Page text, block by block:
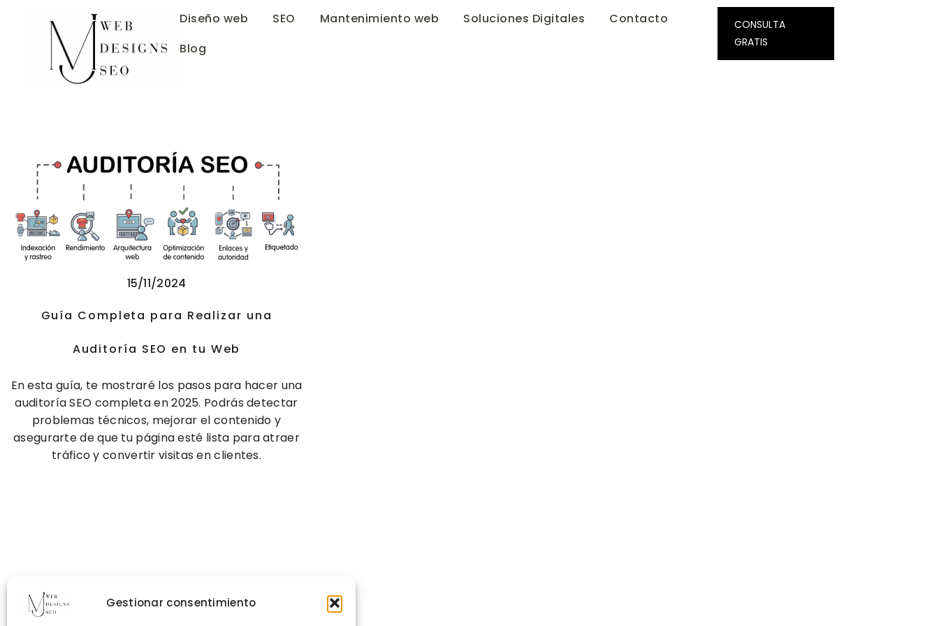
Gestionar consentimiento
Diseño web SEO Mantenimiento web Soluciones Digitales
Contacto
Blog
CONSULTA
GRATIS
15/11/2024
Guía Completa para Realizar una
Auditoría SEO en tu Web
En esta guía, te mostraré los pasos para hacer una
auditoría SEO completa en 2025. Podrás detectar
problemas técnicos, mejorar el contenido y
asegurarte de que tu página esté lista para atraer
tráfico y convertir visitas en clientes.